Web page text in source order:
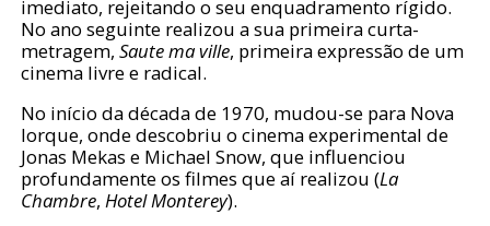
imediato, rejeitando o seu enquadramento rígido.
No ano seguinte realizou a sua primeira curta-
metragem,Saute ma ville, primeira expressão de um
cinema livre e radical.
No início da década de 1970, mudou-se para Nova
Iorque, onde descobriu o cinema experimental de
Jonas Mekas e Michael Snow, que influenciou
profundamente os filmes que aí realizou (La
Chambre,Hotel Monterey).